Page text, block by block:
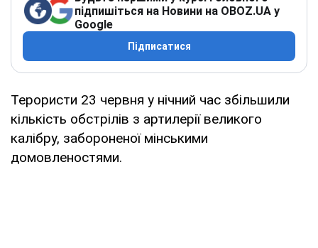
підпишіться на Новини на OBOZ.UA у
Google
Підписатися
Терористи 23 червня у нічний час збільшили
кількість обстрілів з артилерії великого
калібру, забороненої мінськими
домовленостями.